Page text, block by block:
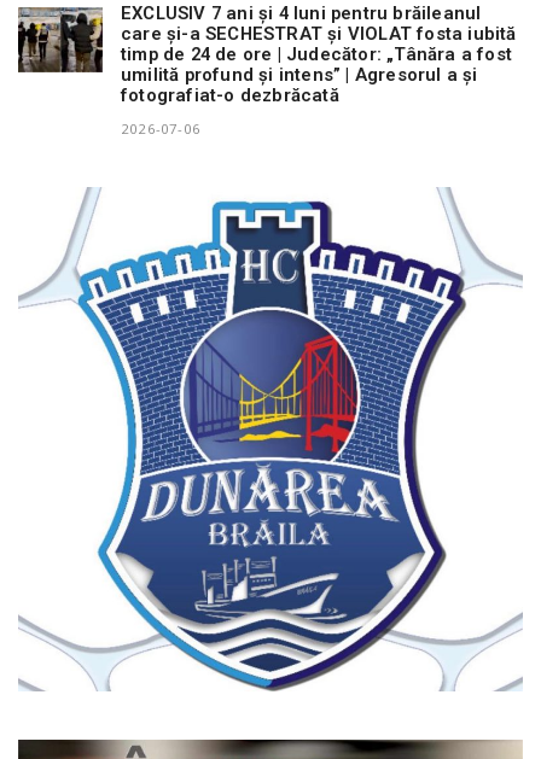
EXCLUSIV 7 ani și 4 luni pentru brăileanul
care și-a SECHESTRAT și VIOLAT fosta iubită
timp de 24 de ore | Judecător: „Tânăra a fost
umilită profund și intens” | Agresorul a și
fotografiat-o dezbrăcată
2026-07-06